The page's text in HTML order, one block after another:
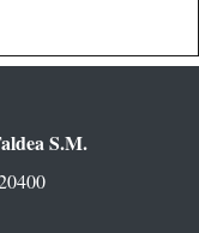
S.M.